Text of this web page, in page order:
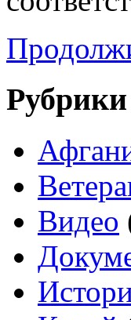
Рубрики
Видео